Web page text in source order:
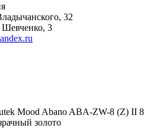
32
Шевченко, 3
Mood Abano ABA-ZW-8 (Z) II 8
золото